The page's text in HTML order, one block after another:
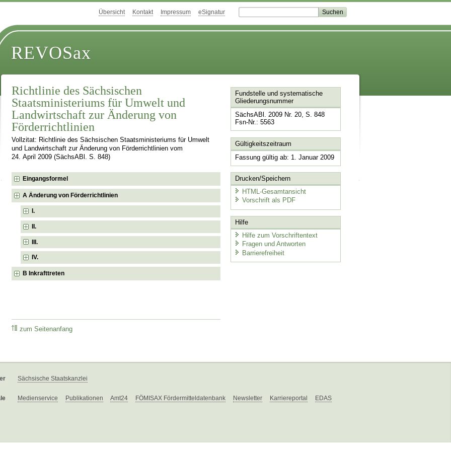
Übersicht Kontakt Impressum eSignatur
REVOSax
Richtlinie des Sächsischen
Staatsministeriums für Umwelt und
Landwirtschaft zur Änderung von
Förderrichtlinien
Vollzitat: Richtlinie des Sächsischen Staatsministeriums für Umwelt
und Landwirtschaft zur Änderung von Förderrichtlinien vom
24. April 2009 (SächsABl. S. 848)
Eingangsformel
A Änderung von Förderrichtlinien
I.
II.
III.
IV.
B Inkrafttreten
zum Seitenanfang
Fundstelle und systematische
Gliederungsnummer
SächsABl. 2009 Nr. 20, S. 848
Fsn-Nr.: 5563
Gültigkeitszeitraum
Fassung gültig ab: 1. Januar 2009
Drucken/Speichern
HTML-Gesamtansicht
Vorschrift als PDF
Hilfe
Hilfe zum Vorschriftentext
Fragen und Antworten
Barrierefreiheit
Sächsische Staatskanzlei
Medienservice Publikationen Amt24 FÖMISAX Fördermitteldatenbank Newsletter Karriereportal EDAS